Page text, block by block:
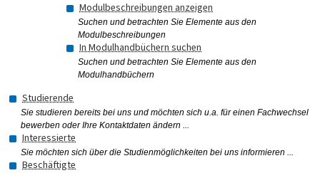
Modulbeschreibungen anzeigen
Suchen und betrachten Sie Elemente aus den
Modulbeschreibungen
In Modulhandbüchern suchen
Suchen und betrachten Sie Elemente aus den
Modulhandbüchern
Studierende
Sie studieren bereits bei uns und möchten sich u.a. für einen Fachwechsel
bewerben oder Ihre Kontaktdaten ändern ...
Interessierte
Sie möchten sich über die Studienmöglichkeiten bei uns informieren ...
Beschäftigte